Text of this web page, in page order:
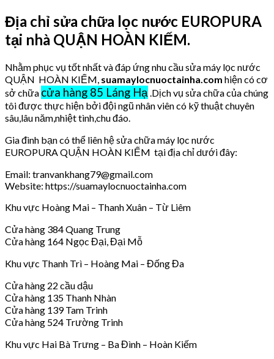
Địa chỉ sửa chữa lọc nước EUROPURA
tại nhà QUẬN HOÀN KIẾM.
Nhằm phục vụ tốt nhất và đáp ứng nhu cầu sửa máy lọc nước
QUẬN HOÀN KIẾM, suamaylocnuoctainha.com hiện có cơ
sở chữa cửa hàng 85 Láng Hạ .Dịch vụ sửa chữa của chúng
tôi được thực hiện bởi đội ngũ nhân viên có kỹ thuật chuyên
sâu,lâu năm,nhiệt tình,chu đáo.
Gia đình bạn có thể liên hệ sửa chữa máy lọc nước
EUROPURA QUẬN HOÀN KIẾM tại địa chỉ dưới đây:
Email: tranvankhang79@gmail.com
Website: https://suamaylocnuoctainha.com
Khu vực Hoàng Mai – Thanh Xuân – Từ Liêm
Cửa hàng 384 Quang Trung
Cửa hàng 164 Ngọc Đại, Đại Mỗ
Khu vực Thanh Trì – Hoàng Mai – Đống Đa
Cửa hàng 22 cầu dậu
Cửa hàng 135 Thanh Nhàn
Cửa hàng 139 Tam Trinh
Cửa hàng 524 Trường Trinh
Khu vực Hai Bà Trưng – Ba Đình – Hoàn Kiếm